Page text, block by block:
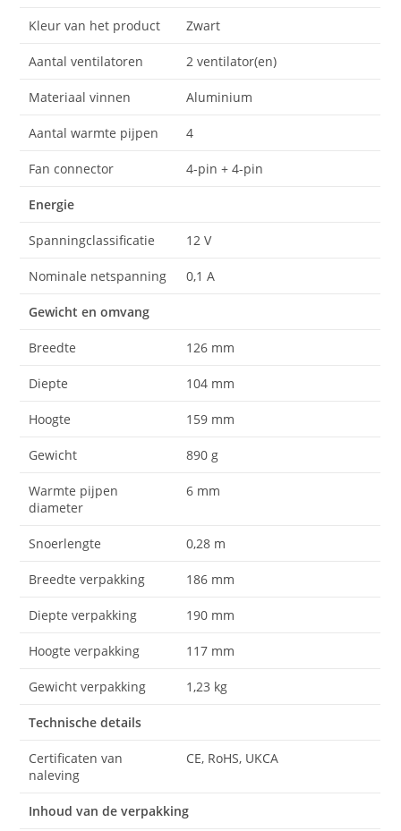
Kleur van het product Zwart
Aantal ventilatoren 2 ventilator(en)
Materiaal vinnen Aluminium
Aantal warmte pijpen 4
Fan connector 4-pin + 4-pin
Energie
Spanningclassificatie 12 V
Nominale netspanning 0,1 A
Gewicht en omvang
Breedte 126 mm
Diepte 104 mm
Hoogte 159 mm
Gewicht 890 g
Warmte pijpen
diameter
6 mm
Snoerlengte 0,28 m
Breedte verpakking 186 mm
Diepte verpakking 190 mm
Hoogte verpakking 117 mm
Gewicht verpakking 1,23 kg
Technische details
Certificaten van
naleving
CE, RoHS, UKCA
Inhoud van de verpakking